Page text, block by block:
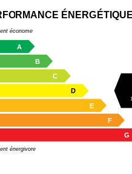
ÉNERGÉTIQUE
économe
énergivore
A
B
C
D
E
F
G